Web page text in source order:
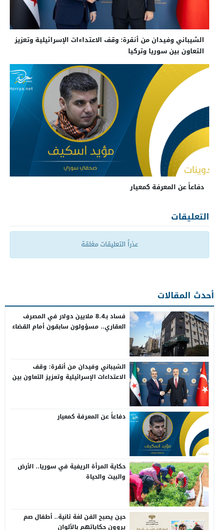
الشيباني وفيدان من أنقرة: وقف الاعتداءات الإسرائيلية وتعزيز
التعاون بين سوريا وتركيا
دفاعاً عن المعرفة كمعيار
التعليقات
عذراً التعليقات مغلقة
أحدث المقالات
فساد بـ8.4 ملايين دولار في المصرف
العقاري.. مسؤولون سابقون أمام القضاء
الشيباني وفيدان من أنقرة: وقف
الاعتداءات الإسرائيلية وتعزيز التعاون بين
دفاعاً عن المعرفة كمعيار
حكاية المرأة الريفية في سوريا.. الأرض
والبيت والحياة
حين يصبح الفن لغة ثانية.. أطفال صم
يروون حكاياتهم بالألوان